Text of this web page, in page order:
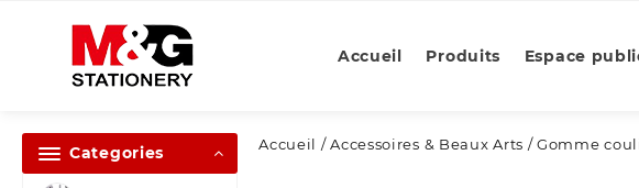
Accueil Produits Espace
Categories Accueil /Accessoires & Beaux Arts / Gomme